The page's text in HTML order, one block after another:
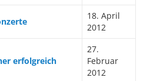
18. April
2012
erfolgreich
27.
Februar
2012